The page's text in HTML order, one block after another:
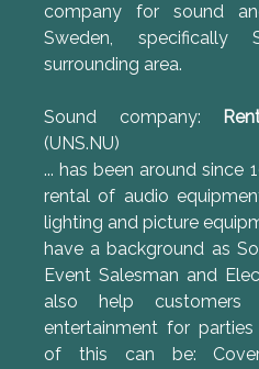
company for sound
Sweden, specifically
surrounding area.
Sound company:
(UNS.NU)
... has been around since
rental of audio
lighting and picture
have a background as
Event Salesman and
also help
entertainment for
of this can be: